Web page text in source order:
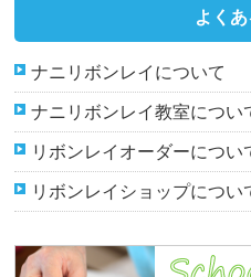
よく
ナニリボンレイについて
ナニリボンレイ教室につい
リボンレイオーダーについ
リボンレイショップについ